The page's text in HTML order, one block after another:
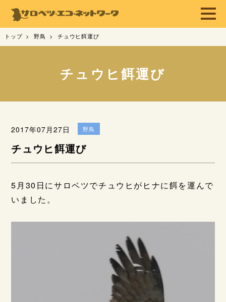
トップ 野鳥 チュウヒ餌運び
チュウヒ餌運び
2017年07月27日 野鳥
チュウヒ餌運び
5月30日にサロベツでチュウヒがヒナに餌を運んで
いました。